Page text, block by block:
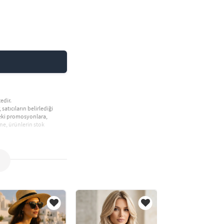
belirlediği
promosyonlara,
ürünlerin stok